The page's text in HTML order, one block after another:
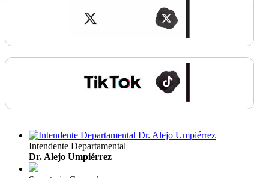
Intendente Departamental
Dr. Alejo Umpiérrez